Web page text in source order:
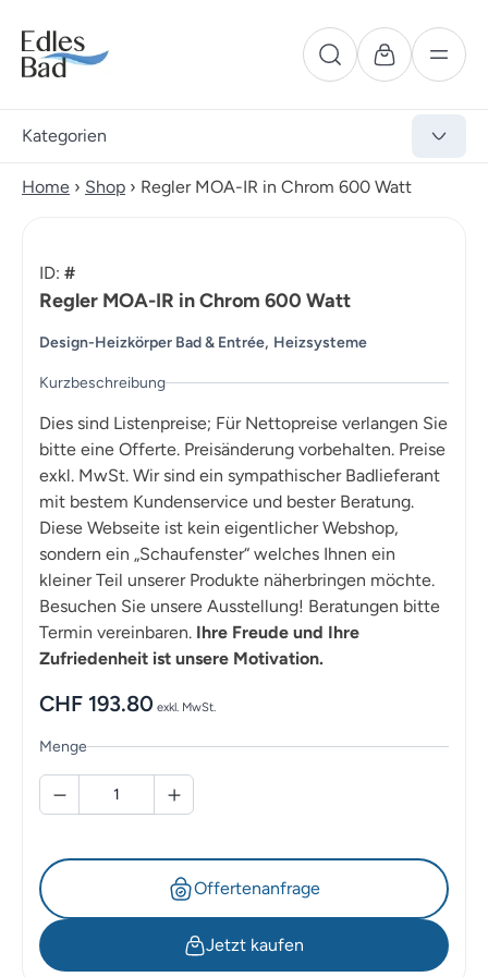
Kategorien
Home › Shop › Regler MOA-IR in Chrom 600 Watt
ID: #
Regler MOA-IR in Chrom 600 Watt
Design-Heizkörper Bad & Entrée, Heizsysteme
Kurzbeschreibung
Dies sind Listenpreise; Für Nettopreise verlangen Sie
bitte eine Offerte. Preisänderung vorbehalten. Preise
exkl. MwSt. Wir sind ein sympathischer Badlieferant
mit bestem Kundenservice und bester Beratung.
Diese Webseite ist kein eigentlicher Webshop,
sondern ein „Schaufenster“ welches Ihnen ein
kleiner Teil unserer Produkte näherbringen möchte.
Besuchen Sie unsere Ausstellung! Beratungen bitte
Termin vereinbaren. Ihre Freude und Ihre
Zufriedenheit ist unsere Motivation.
CHF 193.80 exkl. MwSt.
Menge
Offertenanfrage
Jetzt kaufen